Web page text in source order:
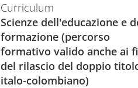
Curriculum
Scienze dell'educazione e
formazione (percorso
formativo valido anche ai
del rilascio del doppio
italo-colombiano)